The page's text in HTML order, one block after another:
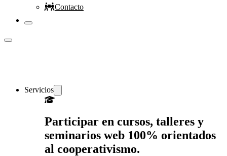
Contacto
Servicios
Participar en cursos, talleres y
seminarios web 100% orientados
al cooperativismo.